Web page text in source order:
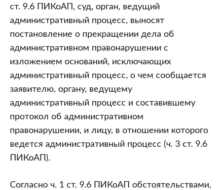
ст. 9.6 ПИКоАП, суд, орган, ведущий
административный процесс, выносят
постановление о прекращении дела об
административном правонарушении с
изложением оснований, исключающих
административный процесс, о чем сообщается
заявителю, органу, ведущему
административный процесс и составившему
протокол об административном
правонарушении, и лицу, в отношении которого
ведется административный процесс (ч. 3 ст. 9.6
ПИКоАП).
Согласно ч. 1 ст. 9.6 ПИКоАП обстоятельствами,